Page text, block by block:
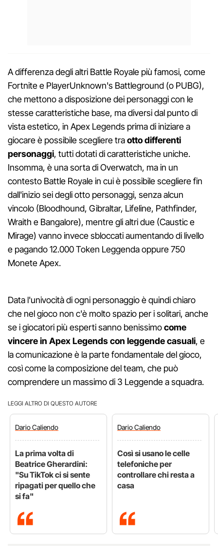
A differenza degli altri Battle Royale più famosi, come
Fortnite e PlayerUnknown's Battleground (o PUBG),
che mettono a disposizione dei personaggi con le
stesse caratteristiche base, ma diversi dal punto di
vista estetico, in Apex Legends prima di iniziare a
giocare è possibile scegliere traotto differenti
personaggi, tutti dotati di caratteristiche uniche.
Insomma, è una sorta di Overwatch, ma in un
contesto Battle Royale in cui è possibile scegliere fin
dall'inizio sei degli otto personaggi, senza alcun
vincolo (Bloodhound, Gibraltar, Lifeline, Pathfinder,
Wraith e Bangalore), mentre gli altri due (Caustic e
Mirage) vanno invece sbloccati aumentando di livello
e pagando 12.000 Token Leggenda oppure 750
Monete Apex.
Data l'univocità di ogni personaggio è quindi chiaro
che nel gioco non c'è molto spazio per i solitari, anche
se i giocatori più esperti sanno benissimocome
vincere in Apex Legends con leggende casuali, e
la comunicazione è la parte fondamentale del gioco,
così come la composizione del team, che può
comprendere un massimo di 3 Leggende a squadra.
LEGGI ALTRO DI QUESTO AUTORE
DarioCaliendo
La prima volta di
Beatrice Gherardini:
"Su TikTok ci si sente
ripagati per quello che
si fa"
DarioCaliendo
Così si usano le celle
telefoniche per
controllare chi resta a
casa